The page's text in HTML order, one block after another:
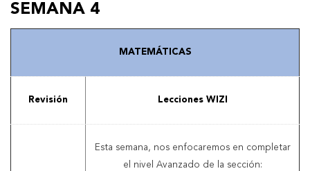
SEMANA 4
MATEMÁTICAS
Revisión Lecciones WIZI
Esta semana, nos enfocaremos en completar
el nivel Avanzado de la sección: